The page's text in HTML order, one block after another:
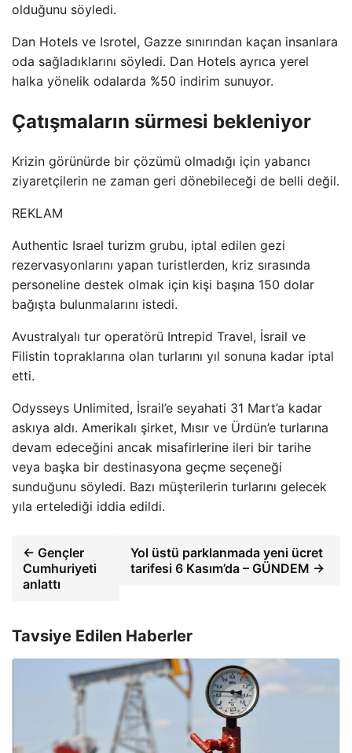
olduğunu söyledi.
Dan Hotels ve Isrotel, Gazze sınırından kaçan insanlara
oda sağladıklarını söyledi. Dan Hotels ayrıca yerel
halka yönelik odalarda %50 indirim sunuyor.
Çatışmaların sürmesi bekleniyor
Krizin görünürde bir çözümü olmadığı için yabancı
ziyaretçilerin ne zaman geri dönebileceği de belli değil.
REKLAM
Authentic Israel turizm grubu, iptal edilen gezi
rezervasyonlarını yapan turistlerden, kriz sırasında
personeline destek olmak için kişi başına 150 dolar
bağışta bulunmalarını istedi.
Avustralyalı tur operatörü Intrepid Travel, İsrail ve
Filistin topraklarına olan turlarını yıl sonuna kadar iptal
etti.
Odysseys Unlimited, İsrail’e seyahati 31 Mart’a kadar
askıya aldı. Amerikalı şirket, Mısır ve Ürdün’e turlarına
devam edeceğini ancak misafirlerine ileri bir tarihe
veya başka bir destinasyona geçme seçeneği
sunduğunu söyledi. Bazı müşterilerin turlarını gelecek
yıla ertelediği iddia edildi.
← Gençler
Cumhuriyeti
anlattı
Yol üstü parklanmada yeni ücret
tarifesi 6 Kasım’da – GÜNDEM →
Tavsiye Edilen Haberler